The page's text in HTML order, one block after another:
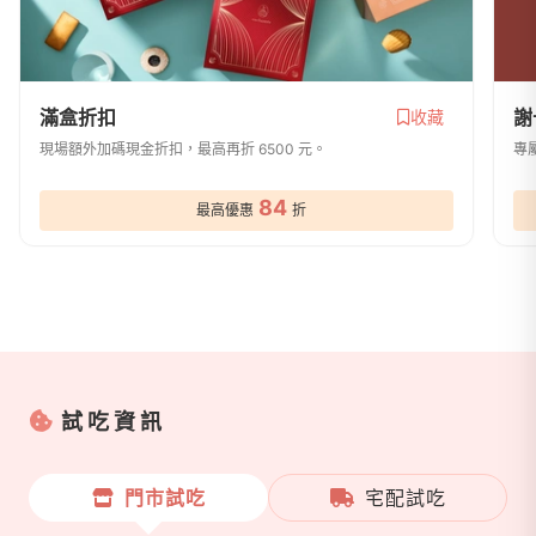
滿盒折扣 收藏
現場額外加碼現金折扣，最高再折 6500 元。
最高優惠 84 折
專
試吃資訊
門市試吃 宅配試吃